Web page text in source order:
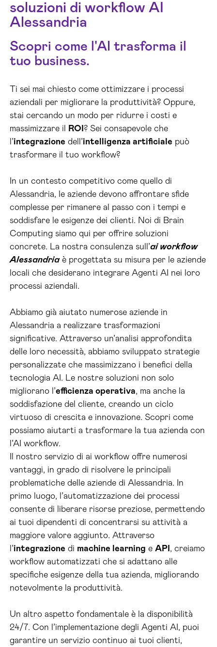
soluzioni di workflow AI
Alessandria
Scopri come l'AI trasforma il
tuo business.
Ti sei mai chiesto come ottimizzare i processi
aziendali per migliorare la produttività? Oppure,
stai cercando un modo per ridurre i costi e
massimizzare il
ROI ? Sei consapevole che
l’integrazione dell’intelligenza artificiale può
trasformare il tuo workflow?
In un contesto competitivo come quello di
Alessandria, le aziende devono affrontare sfide
complesse per rimanere al passo con i tempi e
soddisfare le esigenze dei clienti. Noi di Brain
Computing siamo qui per offrire soluzioni
concrete. La nostra consulenza sull’ai workflow
Alessandriaè progettata su misura per le aziende
locali che desiderano integrare Agenti AI nei loro
processi aziendali.
Abbiamo già aiutato numerose aziende in
Alessandria a realizzare trasformazioni
significative. Attraverso un’analisi approfondita
delle loro necessità, abbiamo sviluppato strategie
personalizzate che massimizzano i benefici della
tecnologia AI. Le nostre soluzioni non solo
migliorano l’efficienza operativa, ma anche la
soddisfazione del cliente, creando un ciclo
virtuoso di crescita e innovazione. Scopri come
possiamo aiutarti a trasformare la tua azienda con
l’AI workflow.
Il nostro servizio di ai workflow offre numerosi
vantaggi, in grado di risolvere le principali
problematiche delle aziende di Alessandria. In
primo luogo, l’automatizzazione dei processi
consente di liberare risorse preziose, permettendo
ai tuoi dipendenti di concentrarsi su attività a
maggiore valore aggiunto. Attraverso
l’integrazione di machine learning e API , creiamo
workflow automatizzati che si adattano alle
specifiche esigenze della tua azienda, migliorando
notevolmente la produttività.
Un altro aspetto fondamentale è la disponibilità
24/7. Con l’implementazione degli Agenti AI, puoi
garantire un servizio continuo ai tuoi clienti,